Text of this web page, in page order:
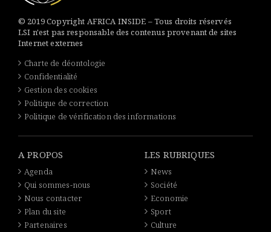
© 2019 Copyright AFRICA INSIDE – Tous droits réservés
LSI n'est pas responsable des contenus provenant de sites
Internet externes
Charte de déontologie
Confidentialité
Gestion des cookies
Politique de correction
Politique de vérification des informations
A PROPOS
Agenda
Qui sommes-nous
Nous contacter
Plan du site
Partenaires
LES RUBRIQUES
News
Société
Economie
Sport
Culture